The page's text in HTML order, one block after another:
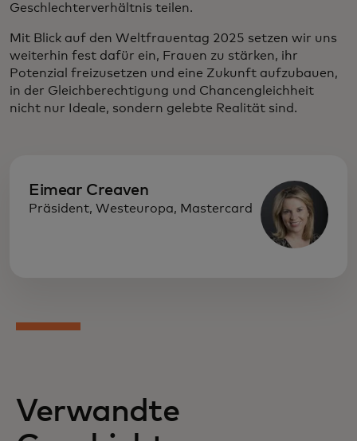
Geschlechterverhältnis teilen.
Mit Blick auf den Weltfrauentag 2025 setzen wir uns
weiterhin fest dafür ein, Frauen zu stärken, ihr
Potenzial freizusetzen und eine Zukunft aufzubauen,
in der Gleichberechtigung und Chancengleichheit
nicht nur Ideale, sondern gelebte Realität sind.
Eimear Creaven
Präsident, Westeuropa, Mastercard
Verwandte